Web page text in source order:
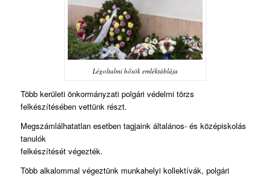
Légoltalmi hősök emléktáblája
Több kerületi önkormányzati polgári védelmi törzs
felkészítésében vettünk részt.
Megszámlálhatatlan esetben tagjaink általános- és középiskolás
tanulók
felkészítését végezték.
Több alkalommal végeztünk munkahelyi kollektívák, polgári